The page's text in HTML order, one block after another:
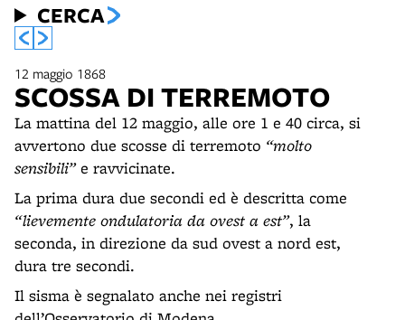
CERCA
12 maggio 1868
SCOSSA DI TERREMOTO
La mattina del 12 maggio, alle ore 1 e 40 circa, si
avvertono due scosse di terremoto “molto
sensibili”e ravvicinate.
La prima dura due secondi ed è descritta come
“lievemente ondulatoria da ovest a est”, la
seconda, in direzione da sud ovest a nord est,
dura tre secondi.
Il sisma è segnalato anche nei registri